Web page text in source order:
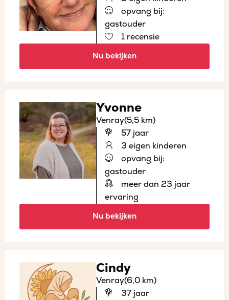
opvang bij:
gastouder
1 recensie
Nu bekijken
Yvonne
Venray(5,5 km)
57 jaar
3 eigen kinderen
opvang bij:
gastouder
meer dan 23 jaar
ervaring
Nu bekijken
Cindy
Venray(6,0 km)
37 jaar